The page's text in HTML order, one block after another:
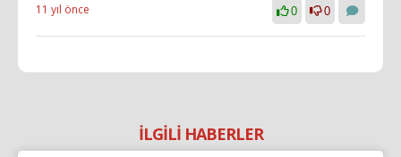
11 yıl önce 0 0
İLGİLİ HABERLER